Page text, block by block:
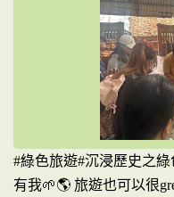
#綠色旅遊#沉浸歷史之
有我🌱🌎 旅遊也可以很